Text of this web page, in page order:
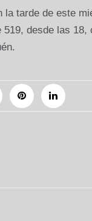
tarde de este
desde las